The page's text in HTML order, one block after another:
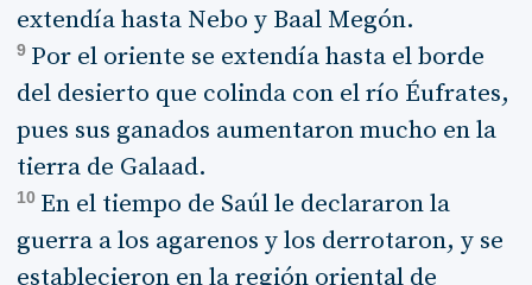
extendía hasta Nebo y Baal Megón.
9 Por el oriente se extendía hasta el borde
del desierto que colinda con el río Éufrates,
pues sus ganados aumentaron mucho en la
tierra de Galaad.
10 En el tiempo de Saúl le declararon la
guerra a los agarenos y los derrotaron, y se
establecieron en la región oriental de